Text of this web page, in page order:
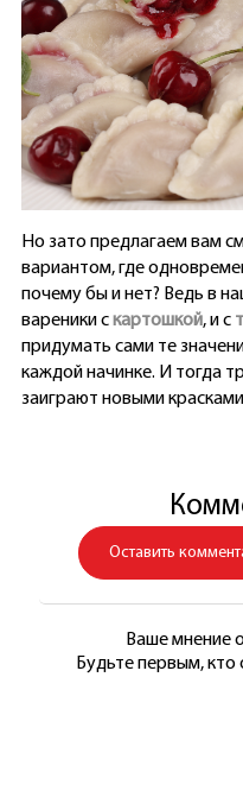
Но зато предлагаем вам
вариантом, где
почему бы и нет? Ведь в
вареники скартошкой, и с
придумать сами те
каждой начинке. И тогда
заиграют новыми
Оставить
Ваше мнение
Будьте первым, кто